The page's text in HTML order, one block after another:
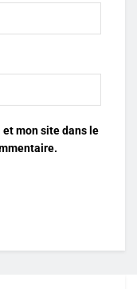
mon site dans le